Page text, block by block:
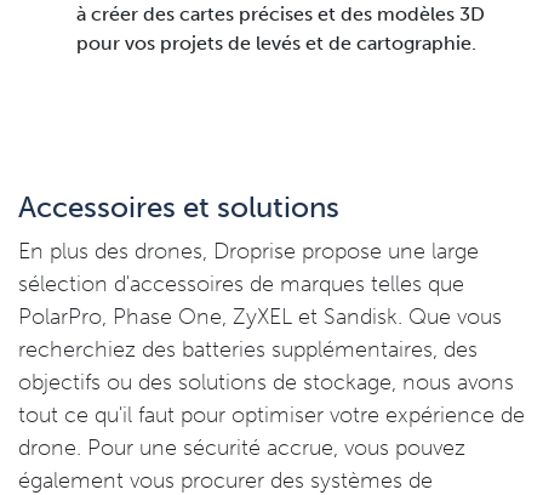
à créer des cartes précises et des modèles 3D
pour vos projets de levés et de cartographie.
Accessoires et solutions
En plus des drones, Droprise propose une large
sélection d'accessoires de marques telles que
PolarPro, Phase One, ZyXEL et Sandisk. Que vous
recherchiez des batteries supplémentaires, des
objectifs ou des solutions de stockage, nous avons
tout ce qu'il faut pour optimiser votre expérience de
drone. Pour une sécurité accrue, vous pouvez
également vous procurer des systèmes de